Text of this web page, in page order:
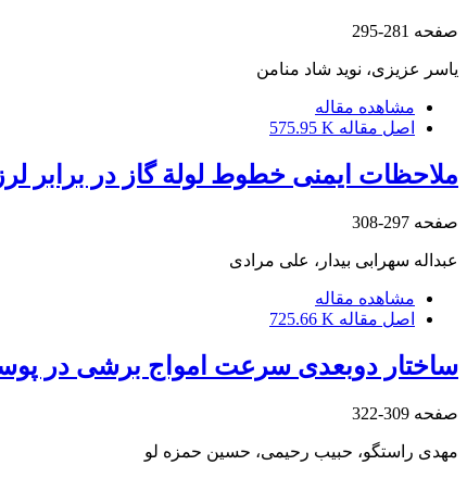
صفحه 281-295
یاسر عزیزی، نوید شاد منامن
مشاهده مقاله
اصل مقاله 575.95 K
ملاحظات ایمنی خطوط لولة گاز در برابر
صفحه 297-308
عبداله سهرابی بیدار، علی مرادی
مشاهده مقاله
اصل مقاله 725.66 K
ساختار دوبعدی سرعت امواج برشی در
صفحه 309-322
مهدی راستگو، حبیب رحیمی، حسین حمزه لو